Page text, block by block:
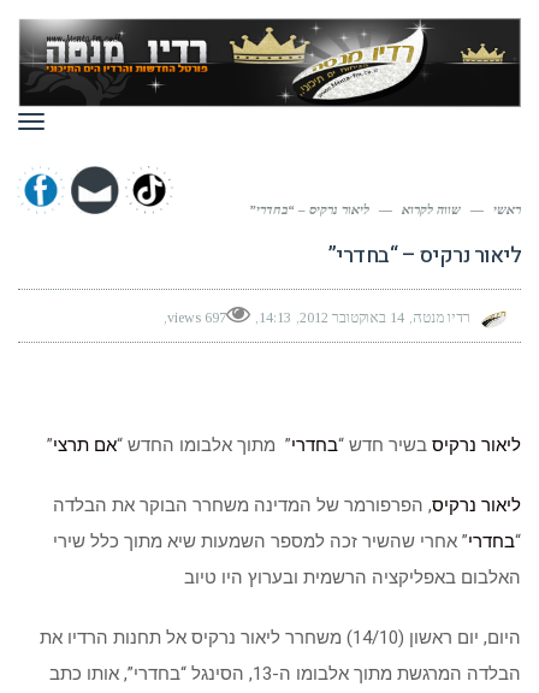
ראשי — שווה לקרוא — ליאור נרקיס – “בחדרי”
ליאור נרקיס – “בחדרי”
רדיו מנטה 14 באוקטובר 2012 14:13
697 views
ליאור נרקיס בשיר חדש “בחדרי” מתוך אלבומו החדש “אם תרצי”
ליאור נרקיס, הפרפורמר של המדינה משחרר הבוקר את הבלדה
“בחדרי” אחרי שהשיר זכה למספר השמעות שיא מתוך כלל שירי
האלבום באפליקציה הרשמית ובערוץ היו טיוב
היום, יום ראשון (14/10) משחרר ליאור נרקיס אל תחנות הרדיו את
הבלדה המרגשת מתוך אלבומו ה-13, הסינגל “בחדרי”, אותו כתב